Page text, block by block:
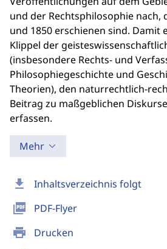
download Inhaltsverzeichnis folgt
picture_as_pdf PDF-Flyer
print Drucken
und der Rechtsphilosophie nach,
und 1850 erschienen sind. Damit
Klippel der
(insbesondere Rechts- und
Philosophiegeschichte und
Theorien), den naturrechtlich-
Beitrag zu maßgeblichen
erfassen.
Mehr